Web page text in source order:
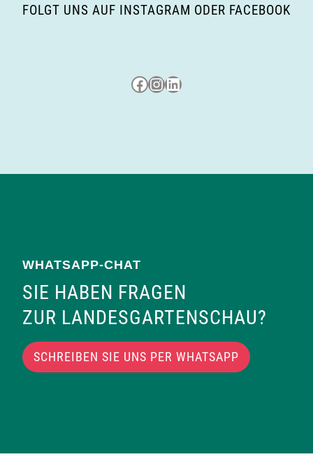
FOLGT UNS AUF INSTAGRAM ODER FACEBOOK
Besuche uns auf Facebook
Besuche uns auf Instagram
LinkedIn
WHATSAPP-CHAT
SIE HABEN FRAGEN
ZUR LANDESGARTENSCHAU?
SCHREIBEN SIE UNS PER WHATSAPP